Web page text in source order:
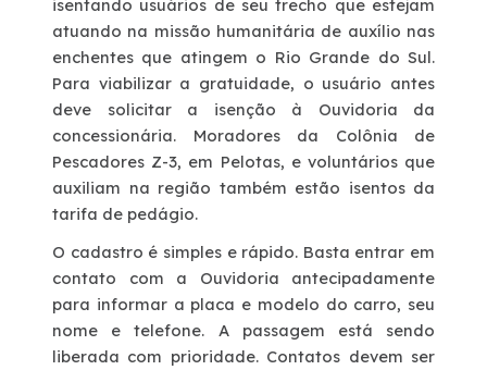
isentando usuários de seu trecho que estejam
atuando na missão humanitária de auxílio nas
enchentes que atingem o Rio Grande do Sul.
Para viabilizar a gratuidade, o usuário antes
deve solicitar a isenção à Ouvidoria da
concessionária. Moradores da Colônia de
Pescadores Z-3, em Pelotas, e voluntários que
auxiliam na região também estão isentos da
tarifa de pedágio.
O cadastro é simples e rápido. Basta entrar em
contato com a Ouvidoria antecipadamente
para informar a placa e modelo do carro, seu
nome e telefone. A passagem está sendo
liberada com prioridade. Contatos devem ser